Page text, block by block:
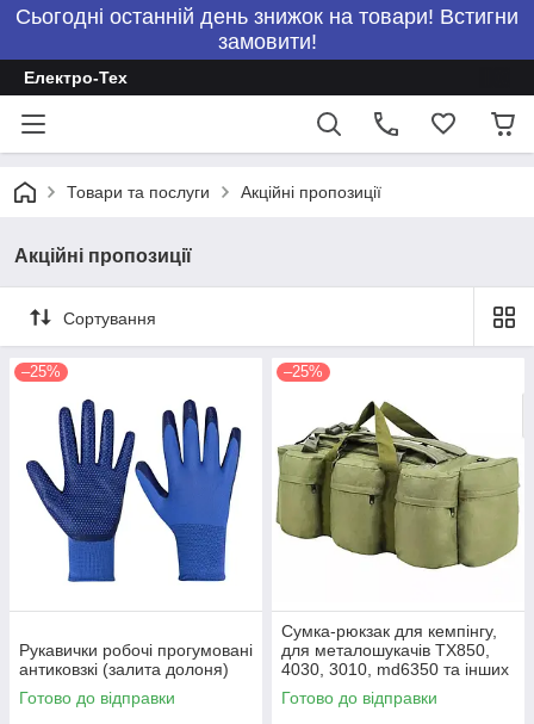
Сьогодні останній день знижок на товари! Встигни
замовити!
Електро-Тех
Товари та послуги Акційні пропозиції
Акційні пропозиції
Сортування
–25%
Рукавички робочі прогумовані
антиковзкі (залита долоня)
Готово до відправки
–25%
Сумка-рюкзак для кемпінгу,
для металошукачів TX850,
4030, 3010, md6350 та інших
(ємність 100 л)
Готово до відправки